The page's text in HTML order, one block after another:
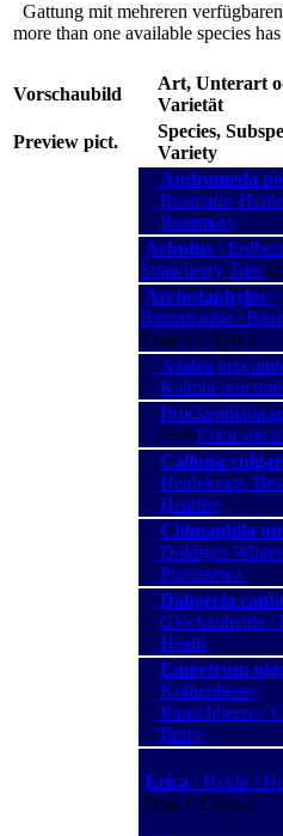
Gattung mit mehreren
more than one available species
Vorschaubild
Art, Unterart
Varietät
Preview pict.
Species,
Variety
Andromeda
Rosmarin-
Rosemary
Arbutus \
Strawberry Tree
Arctostaphylos \
Bärentraube /
Taxa + 1 Syn.)
Azalea
Kalmia
Bruckenthalia
−−> Erica
Calluna
Heidekraut,
Heather
Chimaphila
Doldiges
Pipsissewa
Daboecia
Glockenheide /
Heath
Empetrum
Krähenbeere,
Rauschbeere /
Berry
Erica \ Heide /
Taxa + 2 Syn.)